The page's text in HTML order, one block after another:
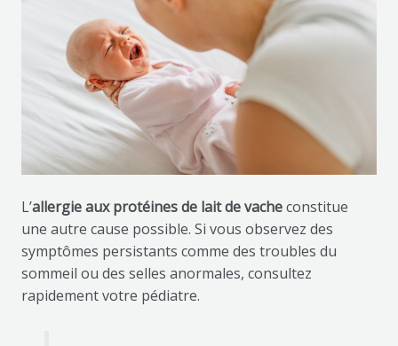
L’allergie aux protéines de lait de vacheconstitue
une autre cause possible. Si vous observez des
symptômes persistants comme des troubles du
sommeil ou des selles anormales, consultez
rapidement votre pédiatre.